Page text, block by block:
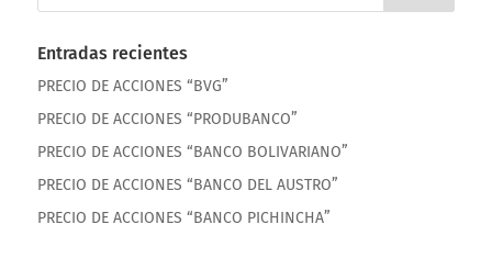
Entradas recientes
PRECIO DE ACCIONES “BVG”
PRECIO DE ACCIONES “PRODUBANCO”
PRECIO DE ACCIONES “BANCO BOLIVARIANO”
PRECIO DE ACCIONES “BANCO DEL AUSTRO”
PRECIO DE ACCIONES “BANCO PICHINCHA”